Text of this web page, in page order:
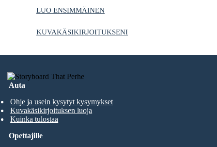
LUO ENSIMMÄINEN
KUVAKÄSIKIRJOITUKSENI
Auta
Ohje ja usein kysytyt kysymykset
Kuvakäsikirjoituksen luoja
Kuinka tulostaa
Opettajille